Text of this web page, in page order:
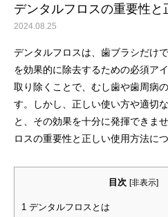
デンタルフロスの重要性と
2024.08.25
デンタルフロスは、歯ブラシだけ
を効果的に除去するための必須ア
取り除くことで、むし歯や歯周病
す。しかし、正しい使い方や適切
と、その効果を十分に発揮できま
ロスの重要性と正しい使用方法に
目次 [非表示]
1 デンタルフロスとは